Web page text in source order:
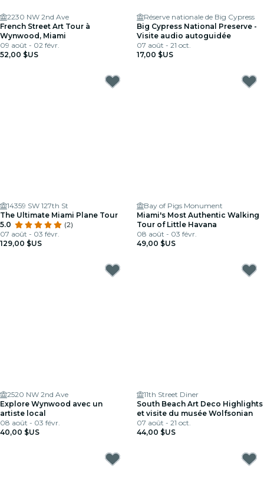
2230 NW 2nd Ave
French Street Art Tour à
Wynwood, Miami
09 août - 02 févr.
52,00 $US
Réserve nationale de Big Cypress
Big Cypress National Preserve -
Visite audio autoguidée
07 août - 21 oct.
17,00 $US
14359 SW 127th St
The Ultimate Miami Plane Tour
5.0
(2)
07 août - 03 févr.
129,00 $US
Bay of Pigs Monument
Miami's Most Authentic Walking
Tour of Little Havana
08 août - 03 févr.
49,00 $US
2520 NW 2nd Ave
Explore Wynwood avec un
artiste local
08 août - 03 févr.
40,00 $US
11th Street Diner
South Beach Art Deco Highlights
et visite du musée Wolfsonian
07 août - 21 oct.
44,00 $US